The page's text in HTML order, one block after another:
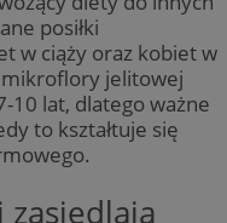
posiłki
w ciąży oraz kobiet w
mikroflory jelitowej
10 lat, dlatego ważne
to kształtuje się
zasiedlają